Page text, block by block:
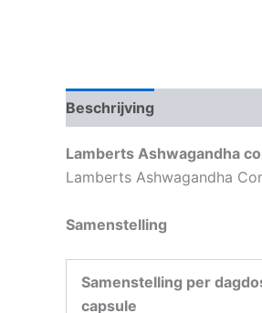
Beschrijving
Lamberts Ashwagandha
Lamberts Ashwagandha
Samenstelling
Samenstelling per
capsule